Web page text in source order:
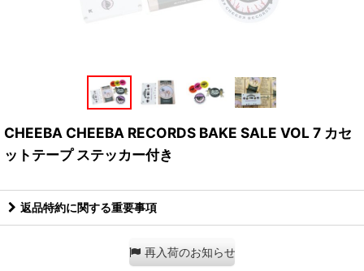
CHEEBA CHEEBA RECORDS BAKE SALE VOL 7 カセ
ットテープ ステッカー付き
返品特約に関する重要事項
再入荷のお知らせ